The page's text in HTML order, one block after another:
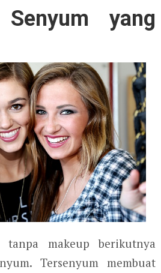
Senyum yang
makeup berikutnya
Tersenyum membuat